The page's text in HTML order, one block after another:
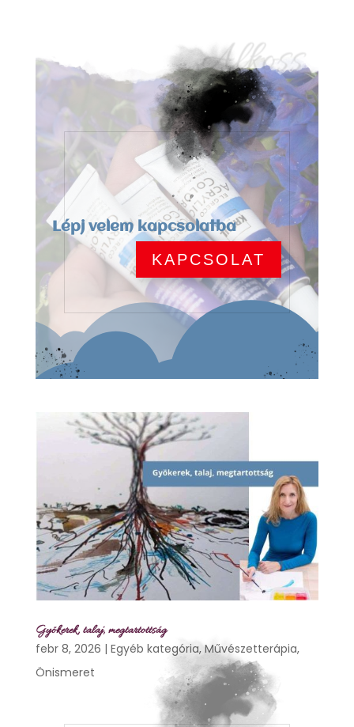
Alkoss
Lépj velem kapcsolatba
KAPCSOLAT
Gyökerek, talaj, megtartottság
febr 8, 2026 | Egyéb kategória,Művészetterápia,
Önismeret